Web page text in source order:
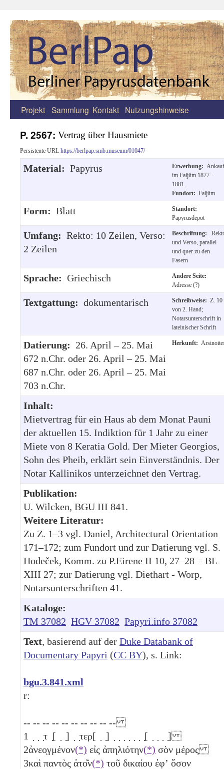
Zum
springen
Projekt Sammlung Kontakt Nutzungshinweise
P. 2567: Vertrag über Hausmiete
Persistente URL https://berlpap.smb.museum/01047/
Material: Papyrus Erwerbung: Ankauf
im Faijûm 1877–
1881.
Fundort: Faijûm
Form: Blatt
Standort:
Papyrusdepot
Umfang: Rekto: 10 Zeilen, Verso:
2 Zeilen
Beschriftung:
und Verso, parallel
und quer zu den
Fasern
Sprache: Griechisch
Andere Seite:
Adresse (?)
Textgattung: dokumentarisch Schreibweise: Z. 10
von 2. Hand;
Notarsunterschrift in
lateinischer Schrift
Datierung: 26. April – 25. Mai
672 n.Chr. oder 26. April – 25. Mai
687 n.Chr. oder 26. April – 25. Mai
703 n.Chr.
Herkunft:
Inhalt:
Mietvertrag für ein Haus ab dem Monat Pauni
der aktuellen 15. Indiktion für 1 Jahr zu einer
Miete von 8 Keratia Gold. Der Mieter Georgios,
Sohn des Pheib, erklärt sein Einverständnis. Der
Notar Kallinikos unterzeichnet den Vertrag.
Publikation:
U. Wilcken, BGU III 841.
Weitere Literatur:
Zu Z. 1–3 vgl. Daniel, Architectural Orientation
171–172; zum Fundort und zur Datierung vgl. S.
Hodeček, Komm. zu P.Eirene II 10, 27–28 = BL
XIII 27; zur Datierung vgl. Diethart - Worp,
Notarsunterschriften 41.
Kataloge:
TM 37082 HGV 37082 Papyri.info 37082
Text, basierend auf der Duke Databank of
Documentary Papyri (CC BY), s. Link:
bgu.3.841.xml
r:
-- -- -- -- -- -- -- -- -- --
1
̣ ̣ ̣τ ̣[ ̣ ̣] ̣ ̣τερ[ ̣ ̣] ̣ ̣ ̣ ̣ ̣ ̣ ̣[ ̣ ̣ ̣ ̣]
2ἀνεοͅγμένον(*) εἰς ἀπηλιότην(*) σὸν μέρος
3καὶ παντὸς ἀτο͂ν(*) τοῦ δικαίου ἐφʼ ὅσον